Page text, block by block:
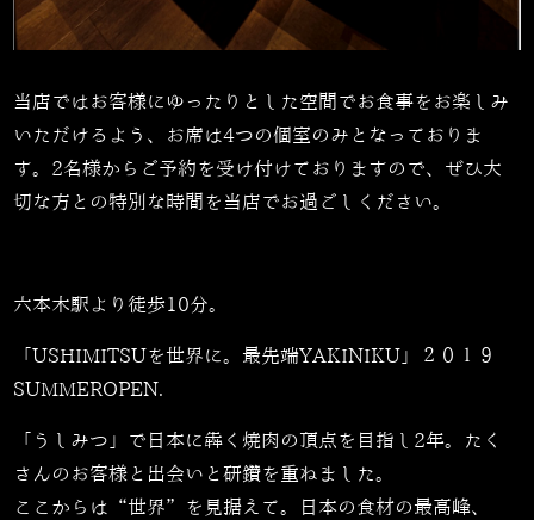
当店ではお客様にゆったりとした空間でお食事をお楽しみ
いただけるよう、お席は4つの個室のみとなっておりま
す。2名様からご予約を受け付けておりますので、ぜひ大
切な方との特別な時間を当店でお過ごしください。
六本木駅より徒歩10分。
「USHIMITSUを世界に。最先端YAKINIKU」２０１９
SUMMEROPEN.
「うしみつ」で日本に犇く焼肉の頂点を目指し2年。たく
さんのお客様と出会いと研鑽を重ねました。
ここからは“世界”を見据えて。日本の食材の最高峰、